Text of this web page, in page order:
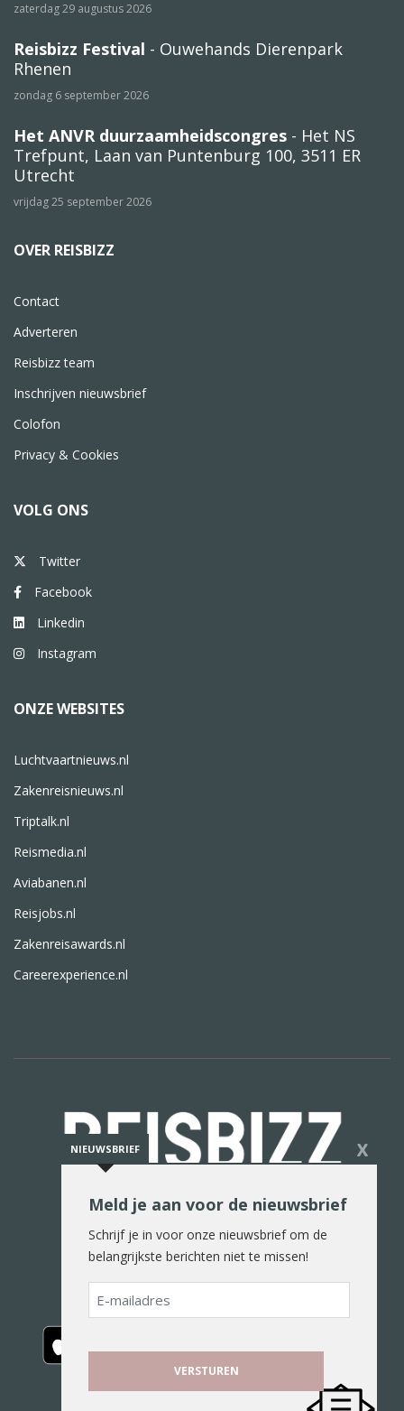
zaterdag 29 augustus 2026
Reisbizz Festival - Ouwehands Dierenpark
Rhenen
zondag 6 september 2026
Het ANVR duurzaamheidscongres - Het NS
Trefpunt, Laan van Puntenburg 100, 3511 ER
Utrecht
vrijdag 25 september 2026
OVER REISBIZZ
Contact
Adverteren
Reisbizz team
Inschrijven nieuwsbrief
Colofon
Privacy & Cookies
VOLG ONS
Twitter
Facebook
Linkedin
Instagram
ONZE WEBSITES
Luchtvaartnieuws.nl
Zakenreisnieuws.nl
Triptalk.nl
Reismedia.nl
Aviabanen.nl
Reisjobs.nl
Zakenreisawards.nl
Careerexperience.nl
De reiswereld in woord en beeld
NIEUWSBRIEF X
Meld je aan voor de nieuwsbrief
Schrijf je in voor onze nieuwsbrief om de
belangrijkste berichten niet te missen!
E-
mailadres